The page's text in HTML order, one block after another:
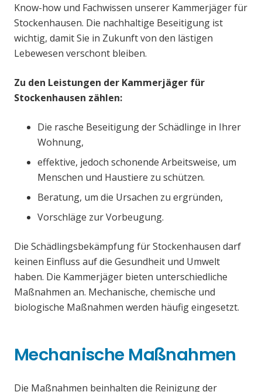
Know-how und Fachwissen unserer Kammerjäger für
Stockenhausen. Die nachhaltige Beseitigung ist
wichtig, damit Sie in Zukunft von den lästigen
Lebewesen verschont bleiben.
Zu den Leistungen der Kammerjäger für
Stockenhausen zählen:
Die rasche Beseitigung der Schädlinge in Ihrer
Wohnung,
effektive, jedoch schonende Arbeitsweise, um
Menschen und Haustiere zu schützen.
Beratung, um die Ursachen zu ergründen,
Vorschläge zur Vorbeugung.
Die Schädlingsbekämpfung für Stockenhausen darf
keinen Einfluss auf die Gesundheit und Umwelt
haben. Die Kammerjäger bieten unterschiedliche
Maßnahmen an. Mechanische, chemische und
biologische Maßnahmen werden häufig eingesetzt.
Mechanische Maßnahmen
Die Maßnahmen beinhalten die Reinigung der